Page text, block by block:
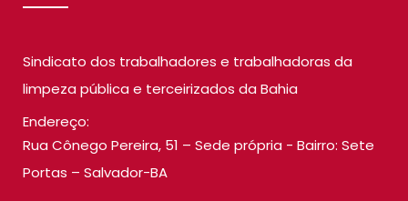
Sindicato dos trabalhadores e trabalhadoras da
limpeza pública e terceirizados da Bahia
Endereço:
Rua Cônego Pereira, 51 – Sede própria - Bairro: Sete
Portas – Salvador-BA